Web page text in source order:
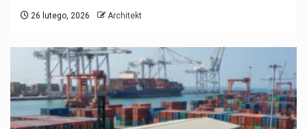
26 lutego, 2026 Architekt